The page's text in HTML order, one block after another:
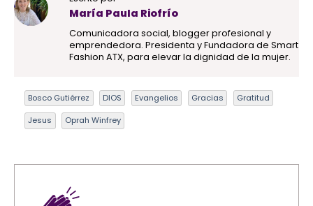
María Paula Riofrío
Comunicadora social, blogger profesional y
emprendedora. Presidenta y Fundadora de Smart
Fashion ATX, para elevar la dignidad de la mujer.
Bosco Gutiérrez DIOS Evangelios Gracias Gratitud
Jesus Oprah Winfrey